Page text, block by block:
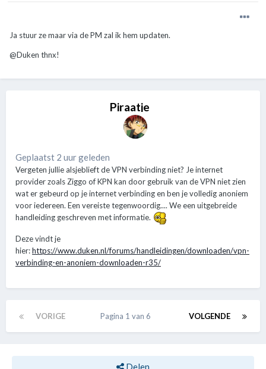
Ja stuur ze maar via de PM zal ik hem updaten.
@Duken thnx!
Piraatje
Geplaatst 2 uur geleden
Vergeten jullie alsjeblieft de VPN verbinding niet? Je internet
provider zoals Ziggo of KPN kan door gebruik van de VPN niet zien
wat er gebeurd op je internet verbinding en ben je volledig anoniem
voor iedereen. Een vereiste tegenwoordig.... We een uitgebreide
handleiding geschreven met informatie.
Deze vindt je
hier:https://www.duken.nl/forums/handleidingen/downloaden/vpn-
verbinding-en-anoniem-downloaden-r35/
VORIGE VOLGENDE
Pagina 1 van 6
Delen